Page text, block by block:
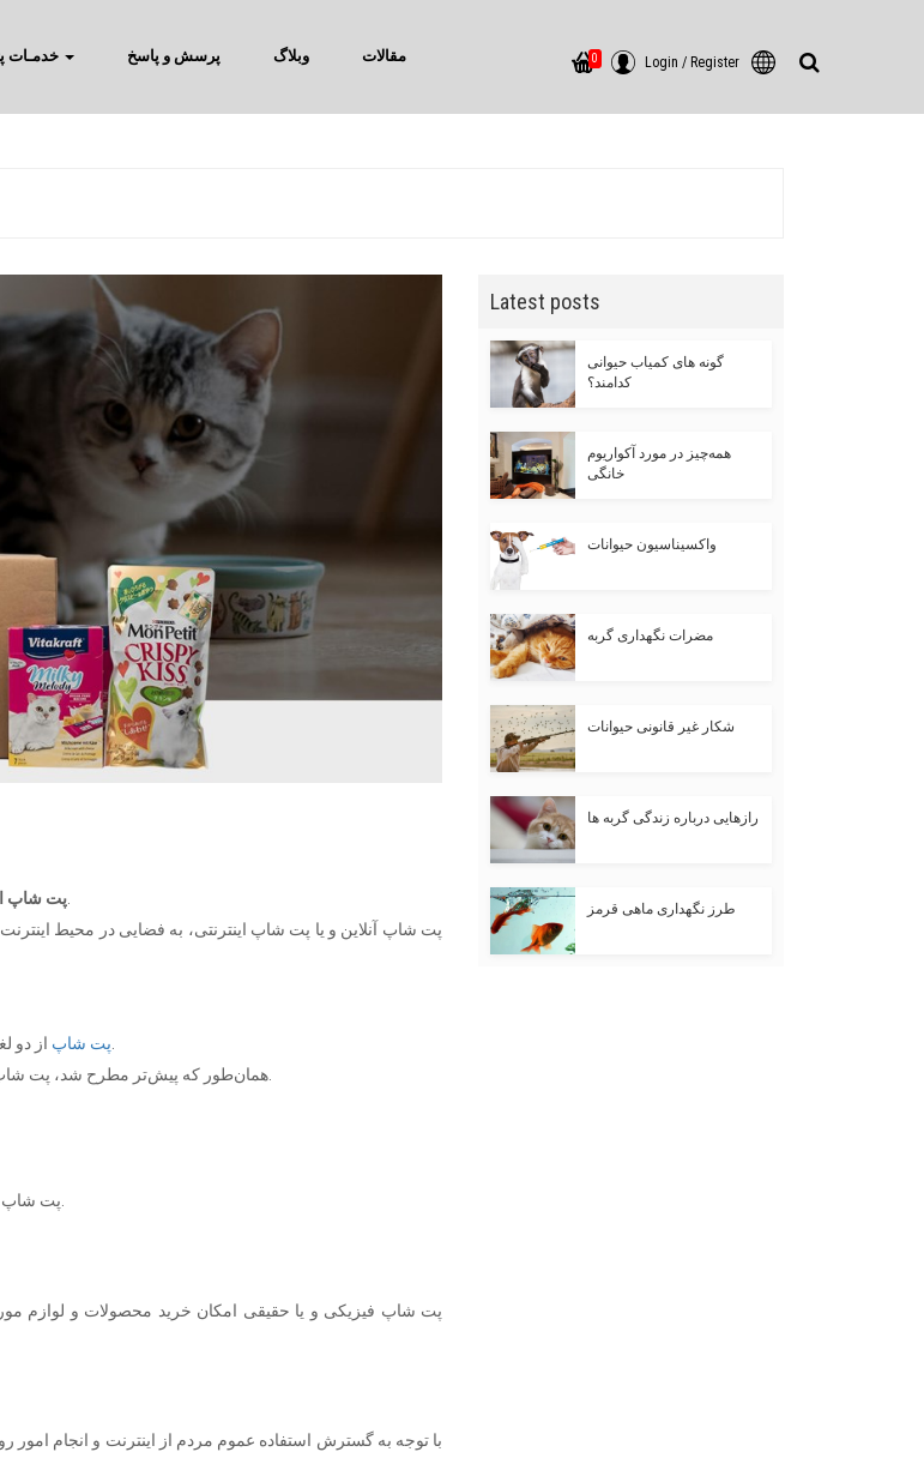
پرسش و پاسخ وبلاگ مقالات 0 Login / Register
پت شاپ
پت شاپ آنلاین و یا پت شاپ اینترنتی، به فضایی در محیط
پت شاپ
پت شاپ فیزیکی و یا حقیقی امکان خرید محصولات و لوازم
با توجه به گسترش استفاده عموم مردم از اینترنت و انجام امور
Latest posts
گونه های کمیاب حیوانی
کدامند؟
همه‌چیز در مورد آکواریوم
خانگی
واکسیناسیون حیوانات
مضرات نگهداری گربه
شکار غیر قانونی حیوانات
رازهایی درباره زندگی گربه ها
طرز نگهداری ماهی قرمز